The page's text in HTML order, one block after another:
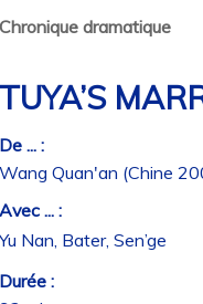
dramatique
... :
Quan'an (Chine
... :
Nan, Bater, Sen’ge
: